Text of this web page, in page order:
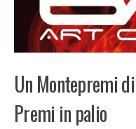
Un Montepremi
Premi in palio